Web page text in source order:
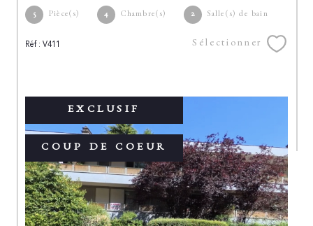
5 Pièce(s) 4 Chambre(s) 2 Salle(s) de bain
Réf : V411 Sélectionner
EXCLUSIF
COUP DE COEUR